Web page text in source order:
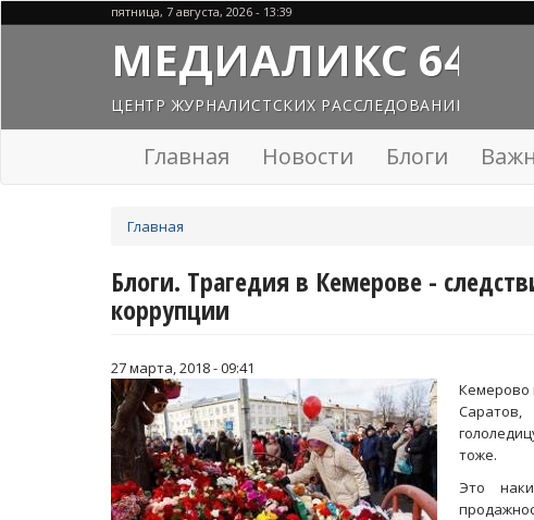
пятница, 7 августа, 2026 - 13:39
МЕДИАЛИКС 64
ЦЕНТР ЖУРНАЛИСТСКИХ РАССЛЕДОВАНИЙ
Главная Новости Блоги
здесь
Главная
Блоги. Трагедия в Кемерове -
коррупции
27 марта, 2018 - 09:41
Кемерово
тоже.
Это